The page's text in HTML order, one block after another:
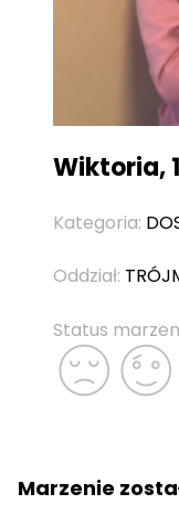
Wiktoria,
Kategoria:
Oddział:
Status
Marzenie